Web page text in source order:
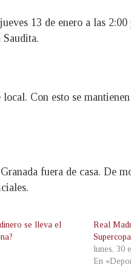
13 de enero a las
Con esto se
fuera de casa. De
se lleva el
Real
lunes, 30
En